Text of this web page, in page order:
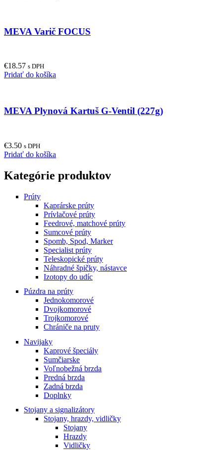
MEVA Varič FOCUS
€18.57 s DPH
Pridať do košíka
MEVA Plynová Kartuš G-Ventil (227g)
€3.50 s DPH
Pridať do košíka
Kategórie produktov
Prúty
Kaprárske prúty
Prívlačové prúty
Feedrové, matchové prúty
Sumcové prúty
Spomb, Spod, Marker
Specialist prúty
Teleskopické prúty
Náhradné špičky, nástavce
Izotopy do udíc
Púzdra na prúty
Jednokomorové
Dvojkomorové
Trojkomorové
Chrániče na pruty
Navijaky
Kaprové špeciály
Sumčiarske
Voľnobežná brzda
Predná brzda
Zadná brzda
Doplnky
Stojany a signalizátory
Stojany, hrazdy, vidličky
Stojany
Hrazdy
Vidličky